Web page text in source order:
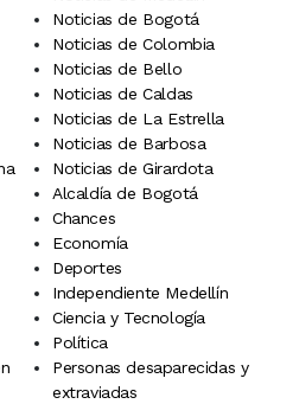
Noticias de Bogotá
Noticias de Colombia
Noticias de Bello
Noticias de Caldas
Noticias de La Estrella
Noticias de Barbosa
Noticias de Girardota
Alcaldía de Bogotá
Chances
Economía
Deportes
Independiente Medellín
Ciencia y Tecnología
Política
Personas desaparecidas y
extraviadas